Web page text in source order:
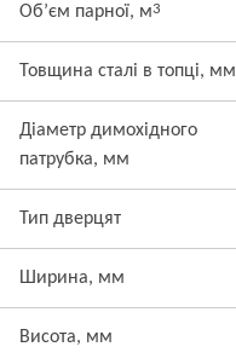
Об’єм парної, м3
Товщина сталі в топці, мм
Діаметр димохідного
патрубка, мм
Тип дверцят
Ширина, мм
Висота, мм